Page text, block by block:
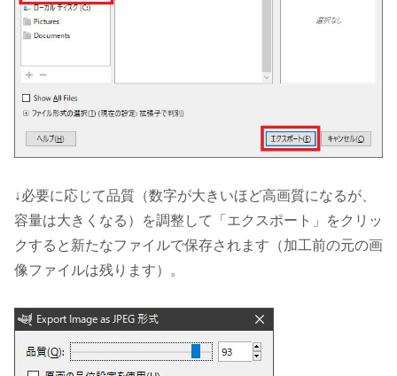
↓必要に応じて品質（数字が大きいほど高画質になるが、
容量は大きくなる）を調整して「エクスポート」をクリッ
クすると新たなファイルで保存されます（加工前の元の画
像ファイルは残ります）。